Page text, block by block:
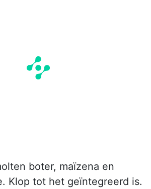
boter, maïzena en
Klop tot het geïntegreerd is.